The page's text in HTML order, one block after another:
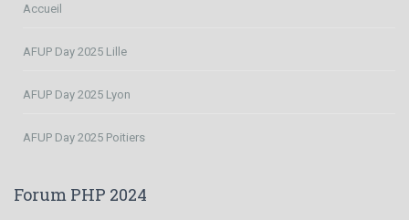
Accueil
AFUP Day 2025 Lille
AFUP Day 2025 Lyon
AFUP Day 2025 Poitiers
Forum PHP 2024